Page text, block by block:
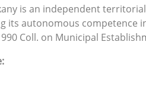
is an independent
its autonomous competence
Coll. on Municipal